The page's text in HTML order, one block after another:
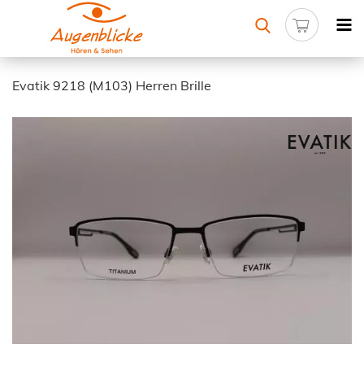
Evatik 9218 (M103) Herren Brille